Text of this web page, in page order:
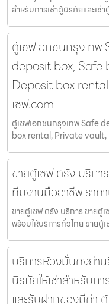
สำหรับการเช่าตู้นิรภัยและเช่
ตู้เซฟเอกชนกรุงเท
deposit box, Safe
Deposit box
เซฟ.com
ตู้เซฟเอกชนกรุงเทพ Safe
box rental, Private vault,
ขายตู้เซฟ ตรัง บริก
ทีมงานมืออาชีพ ราค
ขายตู้เซฟ ตรัง บริการ ขาย
พร้อมให้บริการทั่วไทย ขายตู้
บริการห้องมั่นคงย่า
นิรภัยให้เช่าสำหรับก
และรับฝากของมีค่า